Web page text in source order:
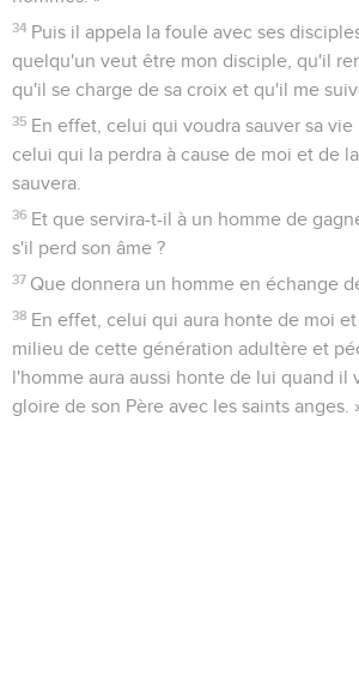
34 Puis il appela la foule avec ses
quelqu'un veut être mon disciple, qu'il
qu'il se charge de sa croix et qu'il me
35 En effet, celui qui voudra sauver sa vie
celui qui la perdra à cause de moi et de
sauvera.
36 Et que servira-t-il à un homme de
s'il perd son âme ?
37 Que donnera un homme en échange
38 En effet, celui qui aura honte de moi
milieu de cette génération adultère et
l'homme aura aussi honte de lui quand il
gloire de son Père avec les saints anges.